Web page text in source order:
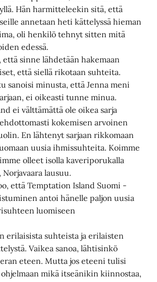
Hän harmitteleekin sitä, että
annetaan heti kättelyssä hieman
oli henkilö tehnyt sitten mitä
edessä.
että sinne lähdetään hakemaan
että siellä rikotaan suhteita.
sanoisi minusta, että Jenna meni
ei oikeasti tunne minua.
ei välttämättä ole oikea sarja
kokemisen arvoinen
En lähtenyt sarjaan rikkomaan
uusia ihmissuhteita. Koimme
olleet isolla kaveriporukalla
lausuu.
että Temptation Island Suomi -
antoi hänelle paljon uusia
luomiseen
erilaisista suhteista ja erilaisten
Vaikea sanoa, lähtisinkö
eteen. Mutta jos eteeni tulisi
mikä itseänikin kiinnostaa,